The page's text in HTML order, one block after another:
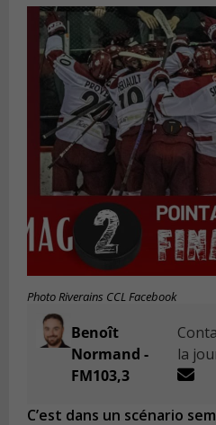
Photo Riverains CCL Facebook
Benoît
Normand -
FM103,3
la
C’est dans un scénario